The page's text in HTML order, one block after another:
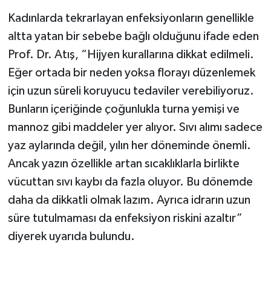
Kadınlarda tekrarlayan enfeksiyonların genellikle
altta yatan bir sebebe bağlı olduğunu ifade eden
Prof. Dr. Atış, “Hijyen kurallarına dikkat edilmeli.
Eğer ortada bir neden yoksa florayı düzenlemek
için uzun süreli koruyucu tedaviler verebiliyoruz.
Bunların içeriğinde çoğunlukla turna yemişi ve
mannoz gibi maddeler yer alıyor. Sıvı alımı sadece
yaz aylarında değil, yılın her döneminde önemli.
Ancak yazın özellikle artan sıcaklıklarla birlikte
vücuttan sıvı kaybı da fazla oluyor. Bu dönemde
daha da dikkatli olmak lazım. Ayrıca idrarın uzun
süre tutulmaması da enfeksiyon riskini azaltır”
diyerek uyarıda bulundu.